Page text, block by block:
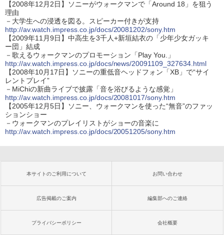
【2008年12月2日】ソニーがウォークマンで「Around 18」を狙う
理由
－大学生への浸透を図る。スピーカー付きが支持
http://av.watch.impress.co.jp/docs/20081202/sony.htm
【2009年11月9日】中高生を3千人+新垣結衣の「少年少女ガッキ
ー団」結成
－歌えるウォークマンのプロモーション「Play You.」
http://av.watch.impress.co.jp/docs/news/20091109_327634.html
【2008年10月17日】ソニーの重低音ヘッドフォン「XB」で“サイ
レントプレイ”
－MiChiの新曲ライブで披露「音を浴びるような感覚」
http://av.watch.impress.co.jp/docs/20081017/sony.htm
【2005年12月5日】ソニー、ウォークマンを使った“無音”のファッ
ションショー
－ウォークマンのプレイリストがショーの音楽に
http://av.watch.impress.co.jp/docs/20051205/sony.htm
本サイトのご利用について お問い合わせ
広告掲載のご案内 編集部へのご連絡
プライバシーポリシー 会社概要